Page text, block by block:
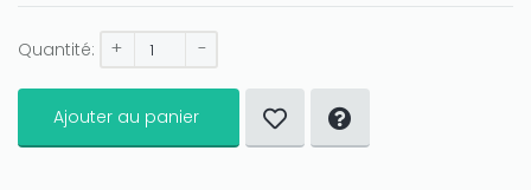
Quantité: + -
Ajouter au panier